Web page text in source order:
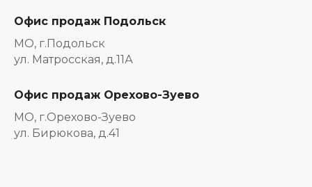
Офис продаж Подольск
МО, г.Подольск
ул. Матросская, д.11А
Офис продаж Орехово-Зуево
МО, г.Орехово-Зуево
ул. Бирюкова, д.41